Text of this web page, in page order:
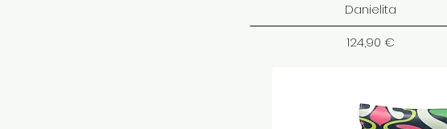
Danielita
Cena
124,90 €